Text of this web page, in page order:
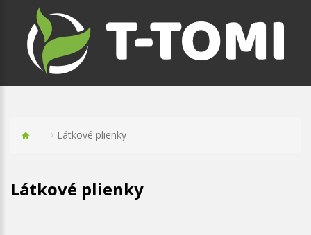
Látkové plienky
Látkové plienky